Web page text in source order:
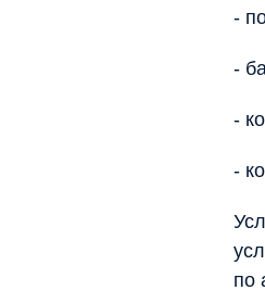
-
-
-
-
по